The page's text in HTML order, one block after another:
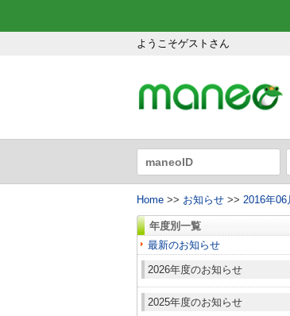
ようこそゲストさん
Home >> お知らせ >> 2016年06
年度別一覧
最新のお知らせ
2026年度のお知らせ
2025年度のお知らせ